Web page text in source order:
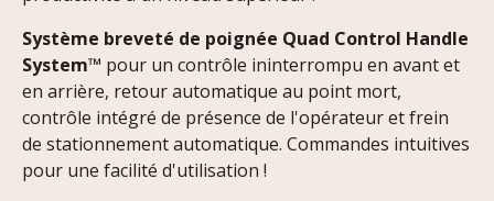
Système breveté de poignée Quad Control Handle
System™ pour un contrôle ininterrompu en avant et
en arrière, retour automatique au point mort,
contrôle intégré de présence de l'opérateur et frein
de stationnement automatique. Commandes intuitives
pour une facilité d'utilisation !